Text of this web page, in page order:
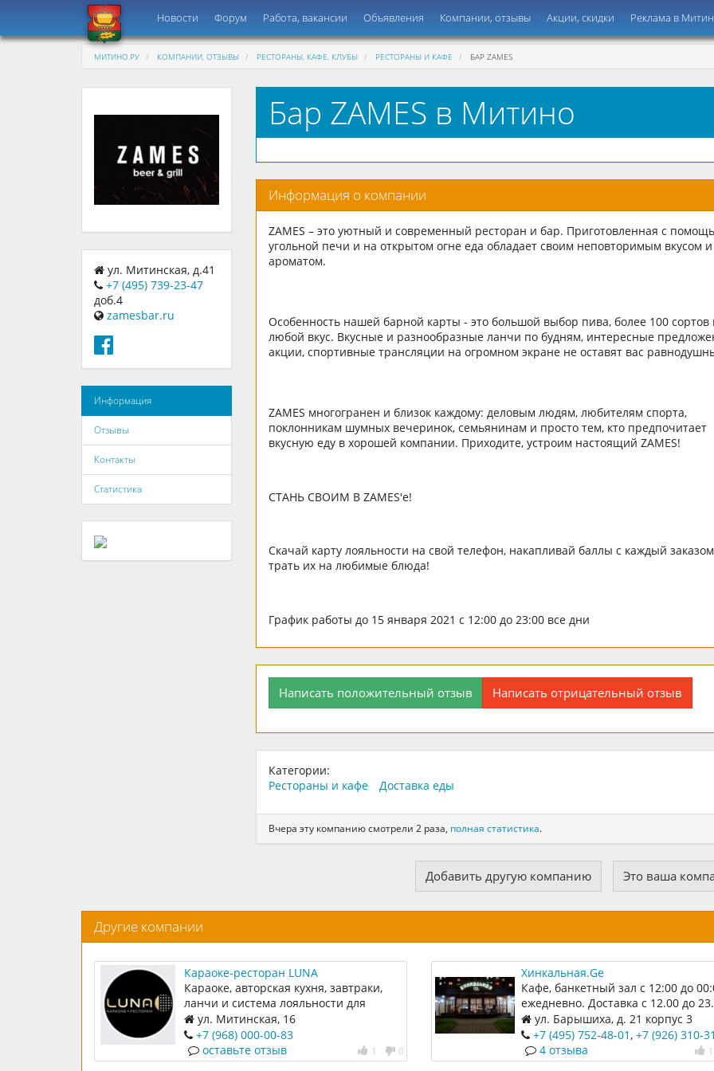
Новости Форум Работа, вакансии Объявления Компании, отзывы Акции, скидки Реклама в
МИТИНО.РУ КОМПАНИИ, ОТЗЫВЫ РЕСТОРАНЫ, КАФЕ, КЛУБЫ РЕСТОРАНЫ И КАФЕ БАР ZAMES
ул. Митинская, д.41
+7 (495) 739-23-47
доб.4
zamesbar.ru
Информация
Отзывы
Контакты
Статистика
Бар ZAMES в Митино
Информация о компании
ZAMES – это уютный и современный ресторан и бар. Приготовленная с
угольной печи и на открытом огне еда обладает своим неповторимым вкусом и
ароматом.
Особенность нашей барной карты - это большой выбор пива, более 100 сортов
любой вкус. Вкусные и разнообразные ланчи по будням, интересные
акции, спортивные трансляции на огромном экране не оставят вас
ZAMES многогранен и близок каждому: деловым людям, любителям спорта,
поклонникам шумных вечеринок, семьянинам и просто тем, кто предпочитает
вкусную еду в хорошей компании. Приходите, устроим настоящий ZAMES!
СТАНЬ СВОИМ В ZAMES'е!
Скачай карту лояльности на свой телефон, накапливай баллы с каждый
трать их на любимые блюда!
График работы до 15 января 2021 с 12:00 до 23:00 все дни
Написать положительный отзыв Написать отрицательный отзыв
Категории:
Рестораны и кафе
Доставка еды
Вчера эту компанию смотрели 2 раза, полная статистика.
Добавить другую компанию Это ваша
Другие компании
Караоке-ресторан LUNA
Караоке, авторская кухня, завтраки,
ланчи и система лояльности для
наших гостей
ул. Митинская, 16
+7 (968) 000-00-83
1 0
оставьте отзыв
Хинкальная.Ge
Кафе, банкетный зал с 12:00 до
ежедневно. Доставка с 12.00 до
ул. Барышиха, д. 21 корпус 3
+7 (495) 752-48-01, +7 (926) 310-
доставка
1
4 отзыва